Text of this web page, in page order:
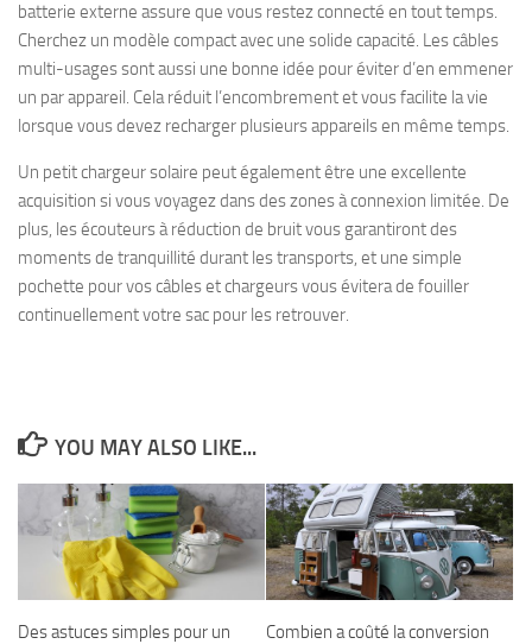
batterie externe assure que vous restez connecté en tout temps.
Cherchez un modèle compactavec une solide capacité. Les câbles
multi-usages sont aussi une bonne idée pour éviter d’en emmener
un par appareil. Cela réduit l’encombrement et vous facilite la vie
lorsque vous devez recharger plusieurs appareils en même temps.
Un petit chargeur solaire peut également être une excellente
acquisition si vous voyagez dans des zones à connexion limitée. De
plus, les écouteurs à réduction de bruit vous garantiront des
moments de tranquillité durant les transports, et une simple
pochette pour vos câbles et chargeurs vous évitera de fouiller
continuellement votre sac pour les retrouver.
YOU MAY ALSO LIKE...
Des astuces simples pour un
Combien a coûté la conversion